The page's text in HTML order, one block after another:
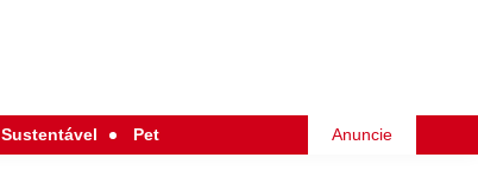
Sustentável Pet Anuncie